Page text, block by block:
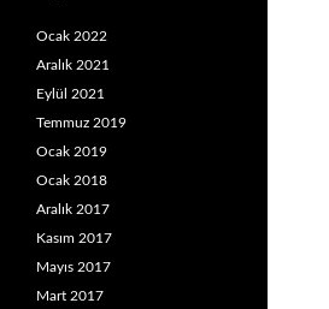
Ocak 2022
Aralık 2021
Eylül 2021
Temmuz 2019
Ocak 2019
Ocak 2018
Aralık 2017
Kasım 2017
Mayıs 2017
Mart 2017